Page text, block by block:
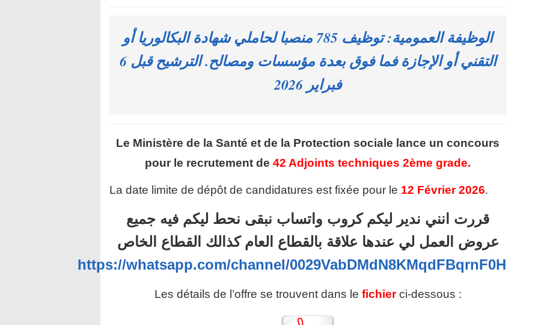
الوظيفة العمومية: توظيف 785 منصبا لحاملي شهادة البكالوريا أو
التقني أو الإجازة فما فوق بعدة مؤسسات ومصالح. الترشيح قبل 6
فبراير 2026
Le Ministère de la Santé et de la Protection sociale lance un concours
pour le recrutement de 42 Adjoints techniques 2ème grade.
La date limite de dépôt de candidatures est fixée pour le 12 Février 2026.
قررت انني ندير ليكم كروب واتساب نبقى نحط ليكم فيه جميع
عروض العمل لي عندها علاقة بالقطاع العام كذالك القطاع الخاص
https://whatsapp.com/channel/0029VabDMdN8KMqdFBqrnF0H
Les détails de l’offre se trouvent dans le fichier ci-dessous :